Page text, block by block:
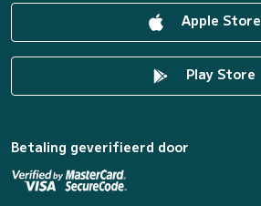
Apple Store
Play Store
Betaling geverifieerd door